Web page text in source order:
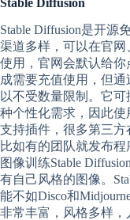
Stable Diffusion
Stable Diffusion是开源
渠道多样，可以在官网
使用，官网会默认给
成需要充值使用，但通
以不受数量限制。它
种个性化需求，因此使
支持插件，很多第三方
比如有的团队就发布
图像训练Stable
有自己风格的图像。
能不如Disco和
非常丰富，风格多样，